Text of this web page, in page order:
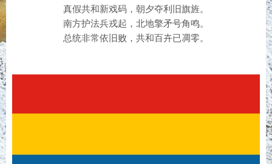
真假共和新戏码，朝夕夺利旧旗旌。
南方护法兵戎起，北地擎矛号角鸣。
总统非常依旧败，共和百卉已凋零。